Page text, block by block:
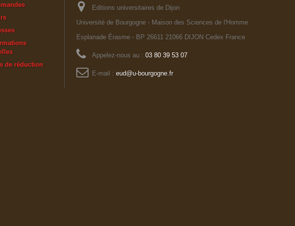
de réduction
Editions universitaires de Dijon
Université de Bourgogne - Maison des Sciences de l'Homme
Esplanade Érasme - BP 26611 21066 DIJON Cedex France
Appelez-nous au : 03 80 39 53 07
E-mail : eud@u-bourgogne.fr